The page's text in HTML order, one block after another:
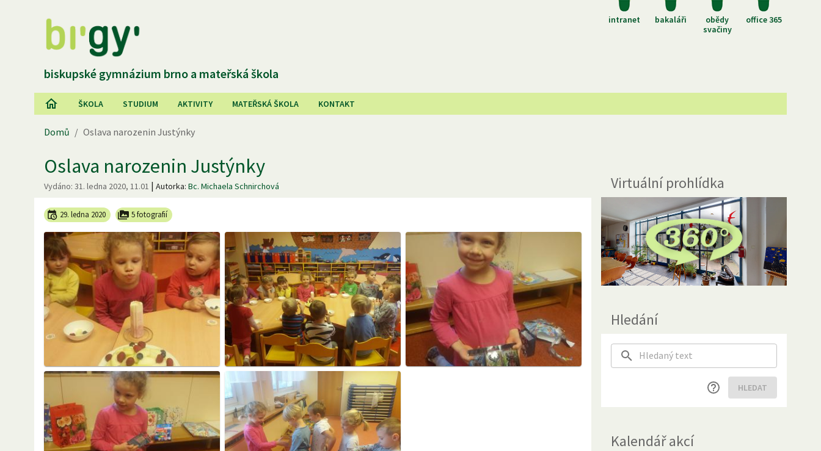
intranet bakaláři
obědy
svačiny
office 365
biskupské gymnázium brno a mateřská škola
ŠKOLA STUDIUM AKTIVITY MATEŘSKÁ ŠKOLA KONTAKT
Domů / Oslava narozenin Justýnky
Oslava narozenin Justýnky
Vydáno: 31. ledna 2020, 11.01 | Autorka: Bc. Michaela Schnirchová
29. ledna 2020 5 fotografií
Virtuální prohlídka
Hledání
HLEDAT
Kalendář akcí